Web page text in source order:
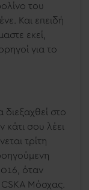
του
Και επειδή
εκεί,
για το
στο
κάτι σου λέει
τρίτη
όταν
Μόσχας.